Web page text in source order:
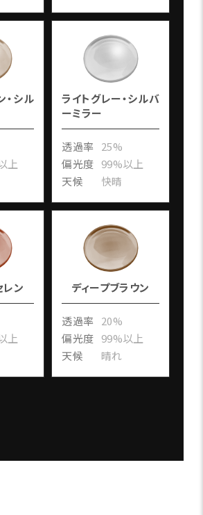
・シル
上
ライトグレー・シルバ
ーミラー
透過率 25%
偏光度 99%以上
天候
快晴
レン
上
ディープブラウン
透過率 20%
偏光度 99%以上
天候
晴れ